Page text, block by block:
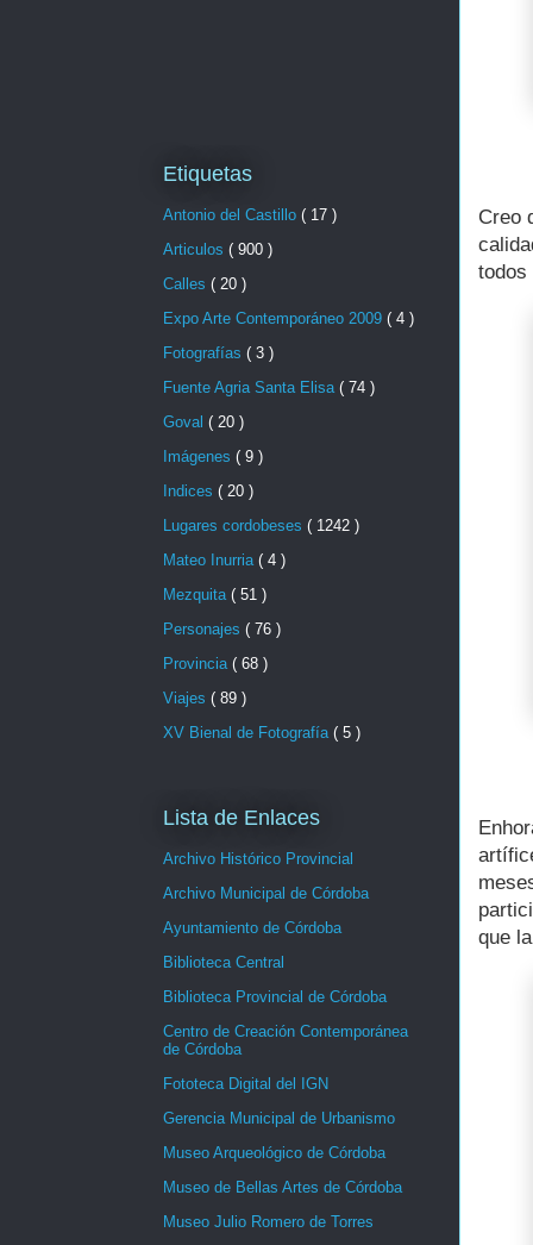
Creo
todos
que
Etiquetas
Antonio del Castillo ( 17 )
Articulos ( 900 )
Calles ( 20 )
Expo Arte Contemporáneo 2009 ( 4 )
Fotografías ( 3 )
Fuente Agria Santa Elisa ( 74 )
Goval ( 20 )
Imágenes ( 9 )
Indices ( 20 )
Lugares cordobeses ( 1242 )
Mateo Inurria ( 4 )
Mezquita ( 51 )
Personajes ( 76 )
Provincia ( 68 )
Viajes ( 89 )
XV Bienal de Fotografía ( 5 )
Lista de Enlaces
Archivo Histórico Provincial
Archivo Municipal de Córdoba
Ayuntamiento de Córdoba
Biblioteca Central
Biblioteca Provincial de Córdoba
Centro de Creación Contemporánea
de Córdoba
Fototeca Digital del IGN
Gerencia Municipal de Urbanismo
Museo Arqueológico de Córdoba
Museo de Bellas Artes de Córdoba
Museo Julio Romero de Torres